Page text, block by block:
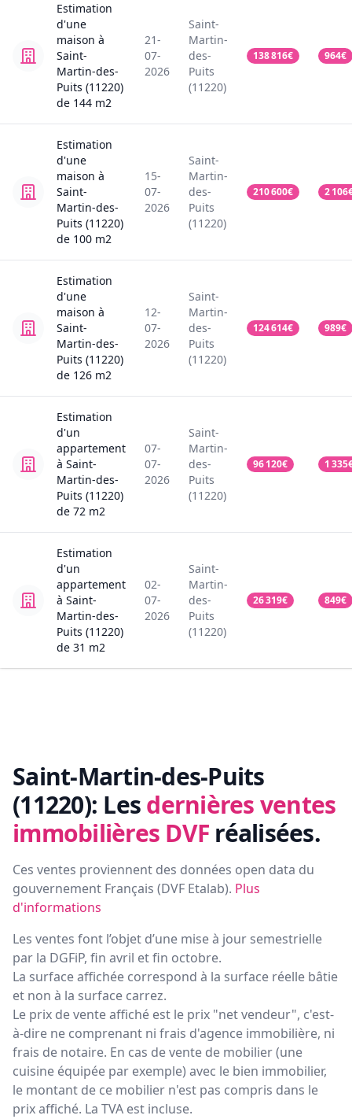
Estimation
d'une
maison à
Saint-
Martin-des-
Puits (11220)
de 144 m2
21-
07-
2026
Saint-
Martin-
des-
Puits
(11220)
138 816€ 964€
Estimation
d'une
maison à
Saint-
Martin-des-
Puits (11220)
de 100 m2
15-
07-
2026
Saint-
Martin-
des-
Puits
(11220)
210 600€ 2 106
Estimation
d'une
maison à
Saint-
Martin-des-
Puits (11220)
de 126 m2
12-
07-
2026
Saint-
Martin-
des-
Puits
(11220)
124 614€ 989€
Estimation
d'un
appartement
à Saint-
Martin-des-
Puits (11220)
de 72 m2
07-
07-
2026
Saint-
Martin-
des-
Puits
(11220)
96 120€ 1 335
Estimation
d'un
appartement
à Saint-
Martin-des-
Puits (11220)
de 31 m2
02-
07-
2026
Saint-
Martin-
des-
Puits
(11220)
26 319€ 849€
Saint-Martin-des-Puits
(11220): Lesdernières ventes
immobilières DVF réalisées.
Ces ventes proviennent des données open data du
gouvernement Français (DVF Etalab). Plus
d'informations
Les ventes font l’objet d’une mise à jour semestrielle
par la DGFiP, fin avril et fin octobre.
La surface affichée correspond à la surface réelle bâtie
et non à la surface carrez.
Le prix de vente affiché est le prix "net vendeur", c'est-
à-dire ne comprenant ni frais d'agence immobilière, ni
frais de notaire. En cas de vente de mobilier (une
cuisine équipée par exemple) avec le bien immobilier,
le montant de ce mobilier n'est pas compris dans le
prix affiché. La TVA est incluse.